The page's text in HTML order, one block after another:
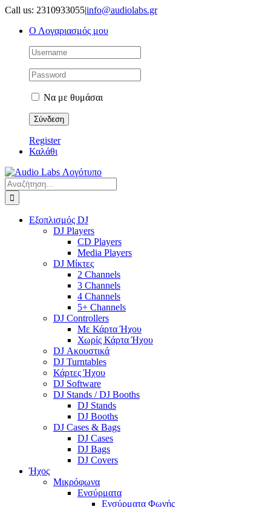
Μετάβαση
περιεχόμενο
Call us: 2310933055|info@audiolabs.gr
Ο Λογαριασμός μου
Να με θυμάσαι
Register
Καλάθι
Αναζήτηση
για:
Εξοπλισμός DJ
DJ Players
CD Players
Media Players
DJ Μίκτες
2 Channels
3 Channels
4 Channels
5+ Channels
DJ Controllers
Με Κάρτα Ήχου
Χωρίς Κάρτα Ήχου
DJ Ακουστικά
DJ Turntables
Κάρτες Ήχου
DJ Software
DJ Stands / DJ Booths
DJ Stands
DJ Booths
DJ Cases & Bags
DJ Cases
DJ Bags
DJ Covers
Ήχος
Μικρόφωνα
Ενσύρματα
Ενσύρματα Φωνής